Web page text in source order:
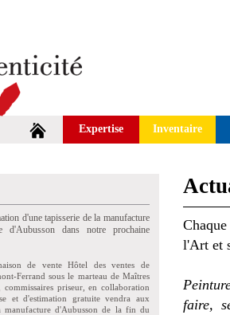
Expertise Inventaire
d'une tapisserie de la manufacture
d'Aubusson dans notre prochaine
de vente Hôtel des ventes de
Ferrand sous le marteau de Maîtres
commissaires priseur, en collaboration
et d'estimation gratuite vendra aux
manufacture d'Aubusson de la fin du
l'Art et
faire,